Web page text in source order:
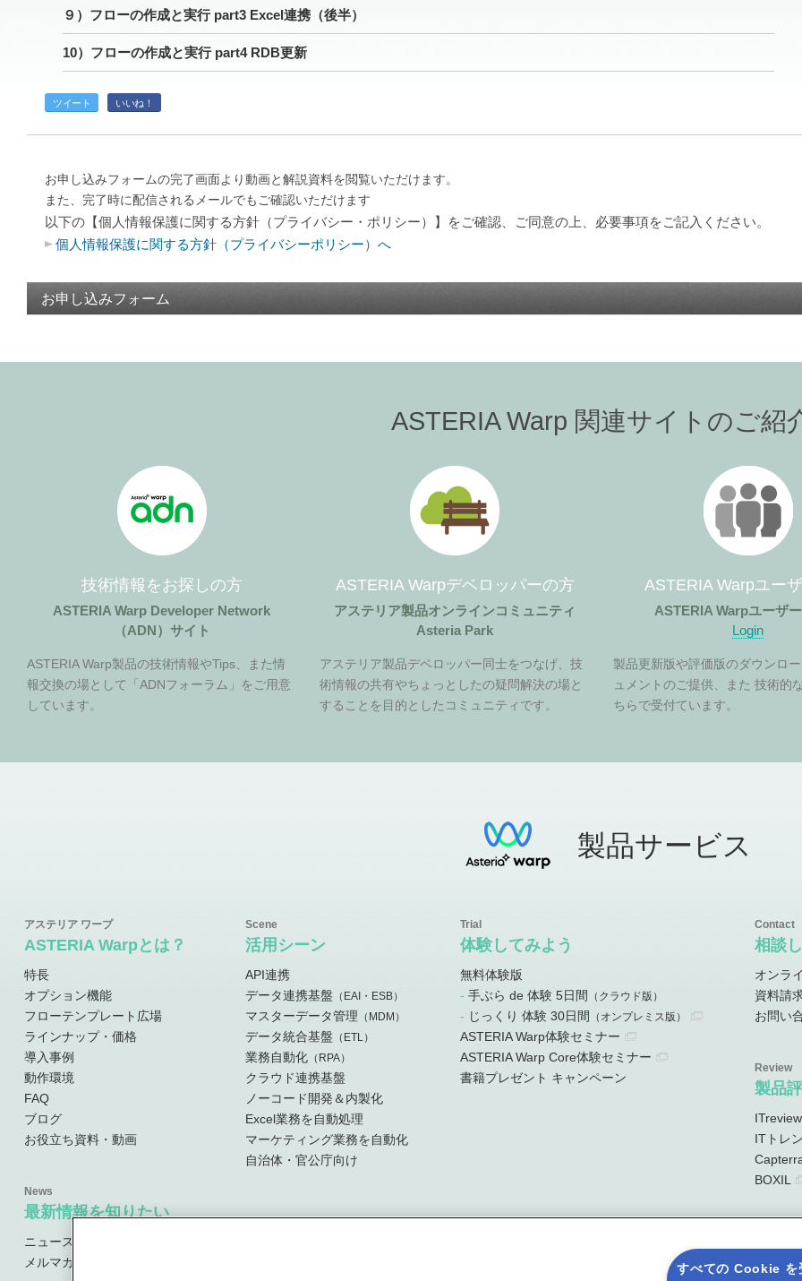
９）フローの作成と実行 part3 Excel連携（後半）
10）フローの作成と実行 part4 RDB更新
ツイート いいね！
お申し込みフォームの完了画面より動画と解説資料を閲覧いただけます。
また、完了時に配信されるメールでもご確認いただけます
以下の【個人情報保護に関する方針（プライバシー・ポリシー）】をご確認、ご同意の上、必要事項をご記入ください。
個人情報保護に関する方針（プライバシーポリシー）へ
お申し込みフォーム
ASTERIA Warp 関連サイトのご紹
技術情報をお探しの方
ASTERIA Warp Developer Network
（ADN）サイト
ASTERIA Warp製品の技術情報やTips、また情
報交換の場として「ADNフォーラム」をご用意
しています。
ASTERIA Warpデベロッパーの方
アステリア製品オンラインコミュニティ
Asteria Park
アステリア製品デベロッパー同士をつなげ、技
術情報の共有やちょっとしたの疑問解決の場と
することを目的としたコミュニティです。
ASTERIA Warpユー
ASTERIA Warpユーザ
Login
製品更新版や評価版のダウンロ
ュメントのご提供、また 技術的
ちらで受付ています。
製品サービス
ASTERIA Warpとは？
特長
オプション機能
フローテンプレート広場
ラインナップ・価格
導入事例
動作環境
FAQ
ブログ
お役立ち資料・動画
最新情報を知りたい
ニュース・お知らせ
メルマガ登録
活用シーン
API連携
データ連携基盤
（EAI・ESB）
マスターデータ管理 （MDM）
データ統合基盤 （ETL）
業務自動化 （RPA）
クラウド連携基盤
ノーコード開発＆内製化
Excel業務を自動処理
マーケティング業務を自動化
自治体・官公庁向け
体験してみよう
無料体験版
手ぶら de 体験 5日間
（クラウド版）
じっくり 体験 30日間 （オンプレミス版）
ASTERIA Warp体験セミナー
ASTERIA Warp Core体験セミナー
書籍プレゼント キャンペーン
相談
オンラ
資料請
お問い
製品
ITreview
ITトレ
BOXIL
すべての Cookie を